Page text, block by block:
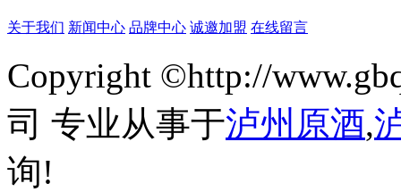
关于我们 新闻中心 品牌中心 诚邀加盟 在线留言
Copyright ©http://
司 专业从事于泸州原酒,
询!